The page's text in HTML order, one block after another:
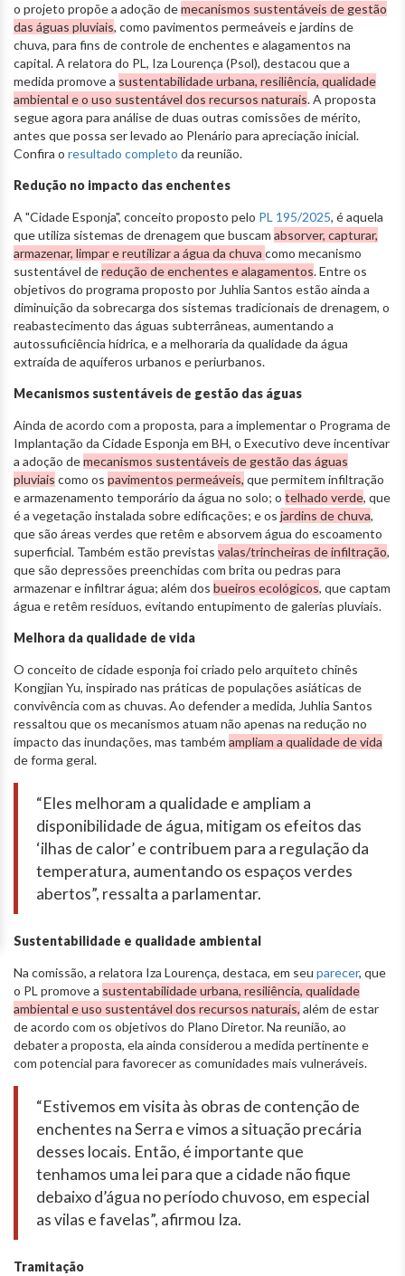
o projeto propõe a adoção demecanismos sustentáveis de gestão
das águas pluviais, como pavimentos permeáveis e jardins de
chuva, para fins de controle de enchentes e alagamentos na
capital. A relatora do PL, Iza Lourença (Psol), destacou que a
medida promove a sustentabilidade urbana, resiliência, qualidade
ambiental e o uso sustentável dos recursos naturais. A proposta
segue agora para análise de duas outras comissões de mérito,
antes que possa ser levado ao Plenário para apreciação inicial.
Confira o resultado completo da reunião.
Redução no impacto das enchentes
A "Cidade Esponja", conceito proposto pelo PL 195/2025, é aquela
que utiliza sistemas de drenagem que buscam absorver, capturar,
armazenar, limpar e reutilizar a água da chuva como mecanismo
sustentável deredução de enchentes e alagamentos. Entre os
objetivos do programa proposto por Juhlia Santos estão ainda a
diminuição da sobrecarga dos sistemas tradicionais de drenagem, o
reabastecimento das águas subterrâneas, aumentando a
autossuficiência hídrica, e a melhoraria da qualidade da água
extraída de aquíferos urbanos e periurbanos.
Mecanismos sustentáveis de gestão das águas
Ainda de acordo com a proposta, para a implementar o Programa de
Implantação da Cidade Esponja em BH, o Executivo deve incentivar
a adoção demecanismos sustentáveis de gestão das águas
pluviais como os pavimentos permeáveis, que permitem infiltração
e armazenamento temporário da água no solo; o telhado verde, que
é a vegetação instalada sobre edificações; e os jardins de chuva,
que são áreas verdes que retêm e absorvem água do escoamento
superficial. Também estão previstas valas/trincheiras de infiltração,
que são depressões preenchidas com brita ou pedras para
armazenar e infiltrar água; além dos bueiros ecológicos, que captam
água e retêm resíduos, evitando entupimento de galerias pluviais.
Melhora da qualidade de vida
O conceito de cidade esponja foi criado pelo arquiteto chinês
Kongjian Yu, inspirado nas práticas de populações asiáticas de
convivência com as chuvas. Ao defender a medida, Juhlia Santos
ressaltou que os mecanismos atuam não apenas na redução no
impacto das inundações, mas também ampliam a qualidade de vida
de forma geral.
“Eles melhoram a qualidade e ampliam a
disponibilidade de água, mitigam os efeitos das
‘ilhas de calor’ e contribuem para a regulação da
temperatura, aumentando os espaços verdes
abertos”, ressalta a parlamentar.
Sustentabilidade e qualidade ambiental
Na comissão, a relatora Iza Lourença, destaca, em seu parecer, que
o PL promove a sustentabilidade urbana, resiliência, qualidade
ambiental e uso sustentável dos recursos naturais, além de estar
de acordo com os objetivos do Plano Diretor. Na reunião, ao
debater a proposta, ela ainda considerou a medida pertinente e
com potencial para favorecer as comunidades mais vulneráveis.
“Estivemos em visita às obras de contenção de
enchentes na Serra e vimos a situação precária
desses locais. Então, é importante que
tenhamos uma lei para que a cidade não fique
debaixo d’água no período chuvoso, em especial
as vilas e favelas”, afirmou Iza.
Tramitação